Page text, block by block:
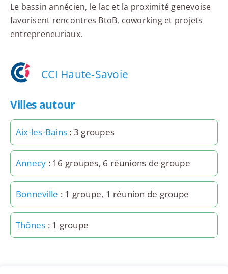
Le bassin annécien, le lac et la proximité genevoise
favorisent rencontres BtoB, coworking et projets
entrepreneuriaux.
CCI Haute-Savoie
Villes autour
Aix-les-Bains : 3 groupes
Annecy : 16 groupes, 6 réunions de groupe
Bonneville : 1 groupe, 1 réunion de groupe
Thônes : 1 groupe